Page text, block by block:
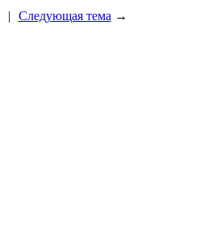
| Следующая тема →